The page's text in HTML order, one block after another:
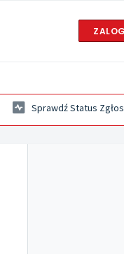
Sprawdź Status